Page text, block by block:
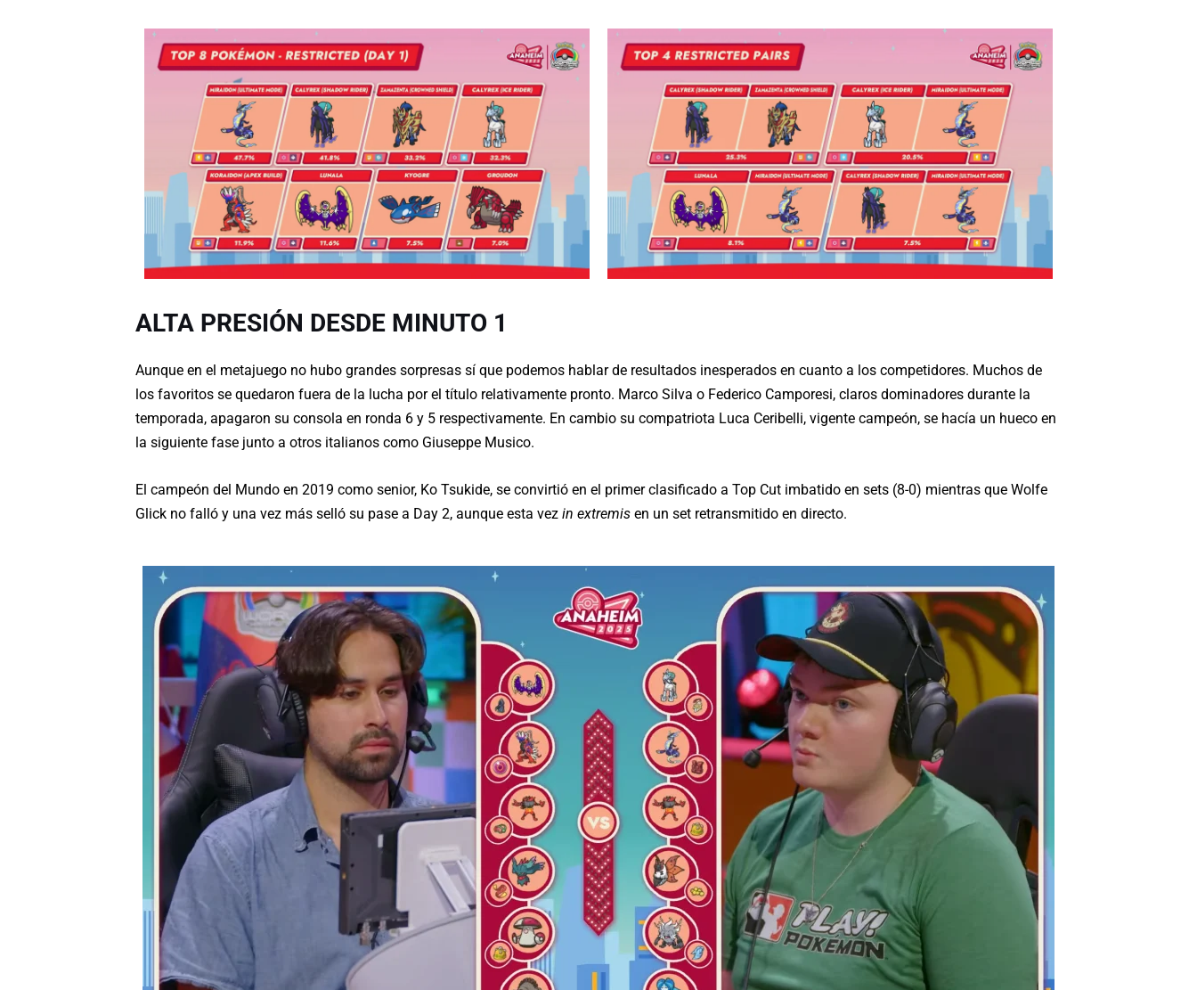
ALTA PRESIÓN DESDE MINUTO 1
Aunque en el metajuego no hubo grandes sorpresas sí que podemos hablar de resultados inesperados en cuanto a los competidores. Muchos de
los favoritos se quedaron fuera de la lucha por el título relativamente pronto. Marco Silva o Federico Camporesi, claros dominadores durante la
temporada, apagaron su consola en ronda 6 y 5 respectivamente. En cambio su compatriota Luca Ceribelli, vigente campeón, se hacía un hueco en
la siguiente fase junto a otros italianos como Giuseppe Musico.
El campeón del Mundo en 2019 como senior, Ko Tsukide, se convirtió en el primer clasificado a Top Cut imbatido en sets (8-0) mientras que Wolfe
Glick no falló y una vez más selló su pase a Day 2, aunque esta vez in extremis en un set retransmitido en directo.